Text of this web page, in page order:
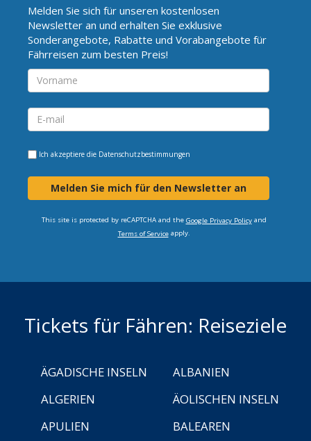
Melden Sie sich für unseren kostenlosen
Newsletter an und erhalten Sie exklusive
Sonderangebote, Rabatte und Vorabangebote für
Fährreisen zum besten Preis!
Ich akzeptiere die Datenschutzbestimmungen
Melden Sie mich für den Newsletter an
This site is protected by reCAPTCHA and the Google Privacy Policyand
Terms of Serviceapply.
Tickets für Fähren: Reiseziele
ÄGADISCHE INSELN
ALBANIEN
ALGERIEN
ÄOLISCHEN INSELN
APULIEN
BALEAREN